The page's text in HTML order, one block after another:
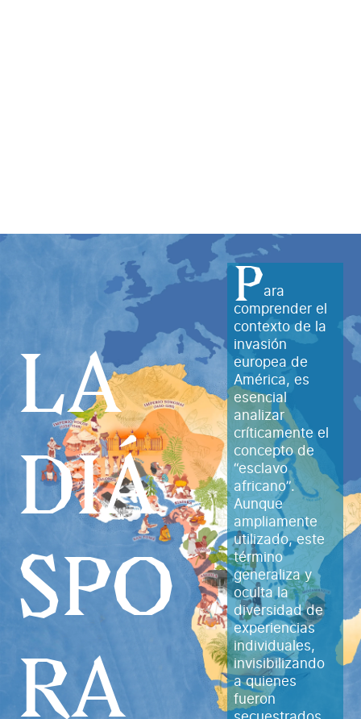
LA
DIÁ
SPO
RA
Para
comprender el
contexto de la
invasión
europea de
América, es
esencial
analizar
críticamente el
concepto de
“esclavo
africano”.
Aunque
ampliamente
utilizado, este
término
generaliza y
oculta la
diversidad de
experiencias
individuales,
invisibilizando
a quienes
fueron